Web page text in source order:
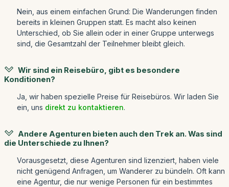
Nein, aus einem einfachen Grund: Die Wanderungen finden
bereits in kleinen Gruppen statt. Es macht also keinen
Unterschied, ob Sie allein oder in einer Gruppe unterwegs
sind, die Gesamtzahl der Teilnehmer bleibt gleich.
Wir sind ein Reisebüro, gibt es besondere
Konditionen?
Ja, wir haben spezielle Preise für Reisebüros. Wir laden Sie
ein, uns direkt zu kontaktieren.
Andere Agenturen bieten auch den Trek an. Was sind
die Unterschiede zu Ihnen?
Vorausgesetzt, diese Agenturen sind lizenziert, haben viele
nicht genügend Anfragen, um Wanderer zu bündeln. Oft kann
eine Agentur, die nur wenige Personen für ein bestimmtes